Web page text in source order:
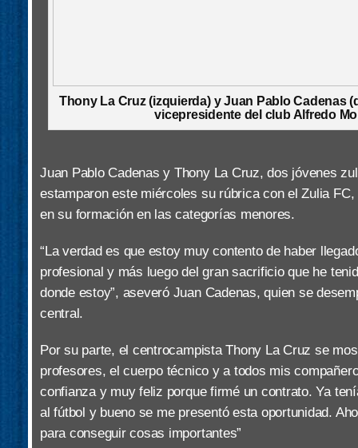
Thony La Cruz (izquierda) y Juan Pablo Cadenas
vicepresidente del club Alfredo
Juan Pablo Cadenas y Thony La Cruz, dos jóvenes
estamparon este miércoles su rúbrica con el Zulia
en su formación en las categorías menores.
“La verdad es que estoy muy contento de haber
profesional y más luego del gran sacrificio que he
donde estoy”, aseveró Juan Cadenas, quien se
central.
Por su parte, el centrocampista Thony La Cruz se
profesores, el cuerpo técnico y a todos mis
confianza y muy feliz porque firmé un contrato. Ya
al fútbol y bueno se me presentó esta oportunidad.
para conseguir cosas importantes”